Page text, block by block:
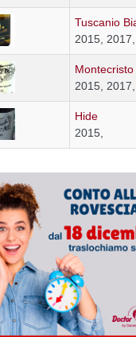
Tuscanio
2015, 2017,
Montecristo
2015, 2017,
Hide
2015,